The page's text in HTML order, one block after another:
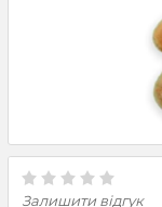
Залишити відгук